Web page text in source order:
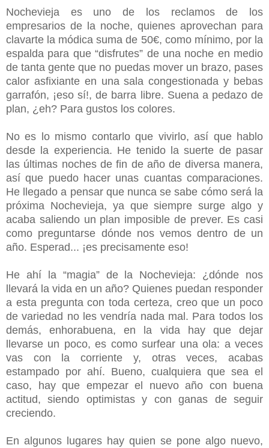
Nochevieja es uno de los reclamos de los
empresarios de la noche, quienes aprovechan para
clavarte la módica suma de 50€, como mínimo, por la
espalda para que “disfrutes” de una noche en medio
de tanta gente que no puedas mover un brazo, pases
calor asfixiante en una sala congestionada y bebas
garrafón, ¡eso sí!, de barra libre. Suena a pedazo de
plan, ¿eh? Para gustos los colores.
No es lo mismo contarlo que vivirlo, así que hablo
desde la experiencia. He tenido la suerte de pasar
las últimas noches de fin de año de diversa manera,
así que puedo hacer unas cuantas comparaciones.
He llegado a pensar que nunca se sabe cómo será la
próxima Nochevieja, ya que siempre surge algo y
acaba saliendo un plan imposible de prever. Es casi
como preguntarse dónde nos vemos dentro de un
año. Esperad... ¡es precisamente eso!
He ahí la “magia” de la Nochevieja: ¿dónde nos
llevará la vida en un año? Quienes puedan responder
a esta pregunta con toda certeza, creo que un poco
de variedad no les vendría nada mal. Para todos los
demás, enhorabuena, en la vida hay que dejar
llevarse un poco, es como surfear una ola: a veces
vas con la corriente y, otras veces, acabas
estampado por ahí. Bueno, cualquiera que sea el
caso, hay que empezar el nuevo año con buena
actitud, siendo optimistas y con ganas de seguir
creciendo.
En algunos lugares hay quien se pone algo nuevo,